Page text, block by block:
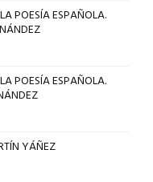
POESÍA ESPAÑOLA.
POESÍA ESPAÑOLA.
YÁÑEZ